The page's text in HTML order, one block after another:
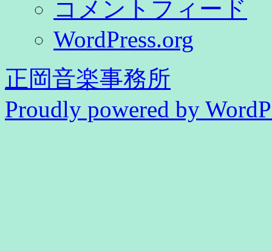
コメントフィード
WordPress.org
正岡音楽事務所
Proudly powered by